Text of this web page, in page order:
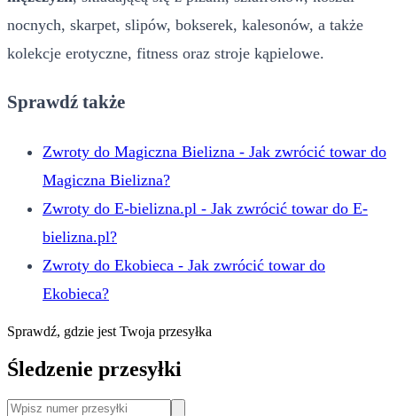
nocnych, skarpet, slipów, bokserek, kalesonów, a także
kolekcje erotyczne, fitness oraz stroje kąpielowe.
Sprawdź także
Zwroty do Magiczna Bielizna - Jak zwrócić towar do
Magiczna Bielizna?
Zwroty do E-bielizna.pl - Jak zwrócić towar do E-
bielizna.pl?
Zwroty do Ekobieca - Jak zwrócić towar do
Ekobieca?
Sprawdź, gdzie jest Twoja przesyłka
Śledzenie przesyłki